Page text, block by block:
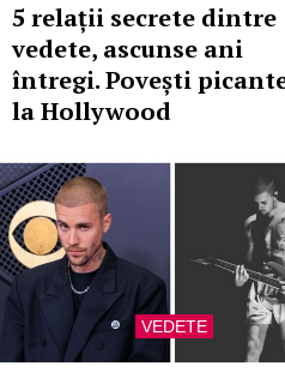
5 relații secrete dintre
vedete, ascunse ani
întregi. Povești
la Hollywood
VEDETE